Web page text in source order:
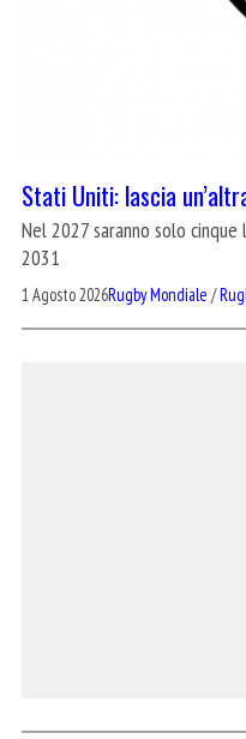
Stati Uniti: lascia
Nel 2027 saranno solo
2031
1 Agosto 2026Rugby Mondiale /